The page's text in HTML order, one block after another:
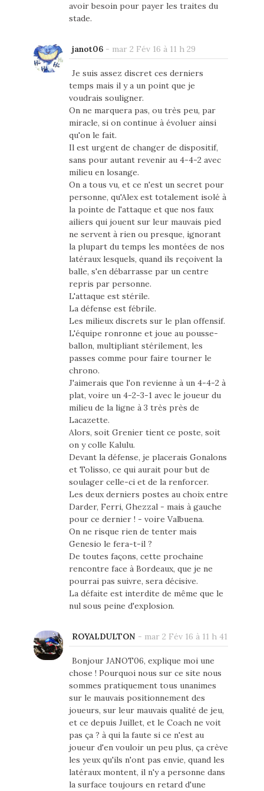
avoir besoin pour payer les traites du
stade.
janot06- mar 2 Fév 16 à 11 h 29
Je suis assez discret ces derniers
temps mais il y a un point que je
voudrais souligner.
On ne marquera pas, ou très peu, par
miracle, si on continue à évoluer ainsi
qu'on le fait.
Il est urgent de changer de dispositif,
sans pour autant revenir au 4-4-2 avec
milieu en losange.
On a tous vu, et ce n'est un secret pour
personne, qu'Alex est totalement isolé à
la pointe de l'attaque et que nos faux
ailiers qui jouent sur leur mauvais pied
ne servent à rien ou presque, ignorant
la plupart du temps les montées de nos
latéraux lesquels, quand ils reçoivent la
balle, s'en débarrasse par un centre
repris par personne.
L'attaque est stérile.
La défense est fébrile.
Les milieux discrets sur le plan offensif.
L'équipe ronronne et joue au pousse-
ballon, multipliant stérilement, les
passes comme pour faire tourner le
chrono.
J'aimerais que l'on revienne à un 4-4-2 à
plat, voire un 4-2-3-1 avec le joueur du
milieu de la ligne à 3 très près de
Lacazette.
Alors, soit Grenier tient ce poste, soit
on y colle Kalulu.
Devant la défense, je placerais Gonalons
et Tolisso, ce qui aurait pour but de
soulager celle-ci et de la renforcer.
Les deux derniers postes au choix entre
Darder, Ferri, Ghezzal - mais à gauche
pour ce dernier ! - voire Valbuena.
On ne risque rien de tenter mais
Genesio le fera-t-il ?
De toutes façons, cette prochaine
rencontre face à Bordeaux, que je ne
pourrai pas suivre, sera décisive.
La défaite est interdite de même que le
nul sous peine d'explosion.
ROYALDULTON - mar 2 Fév 16 à 11 h 41
Bonjour JANOT06, explique moi une
chose ! Pourquoi nous sur ce site nous
sommes pratiquement tous unanimes
sur le mauvais positionnement des
joueurs, sur leur mauvais qualité de jeu,
et ce depuis Juillet, et le Coach ne voit
pas ça ? à qui la faute si ce n'est au
joueur d'en vouloir un peu plus, ça crève
les yeux qu'ils n'ont pas envie, quand les
latéraux montent, il n'y a personne dans
la surface toujours en retard d'une